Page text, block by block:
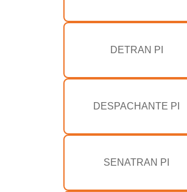
DETRAN PI
DESPACHANTE PI
SENATRAN PI